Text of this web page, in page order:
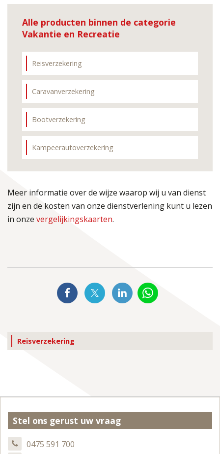
Alle producten binnen de categorie
Vakantie en Recreatie
Reisverzekering
Caravanverzekering
Bootverzekering
Kampeerautoverzekering
Meer informatie over de wijze waarop wij u van dienst
zijn en de kosten van onze dienstverlening kunt u lezen
in onze vergelijkingskaarten.
Reisverzekering
Stel ons gerust uw vraag
0475 591 700